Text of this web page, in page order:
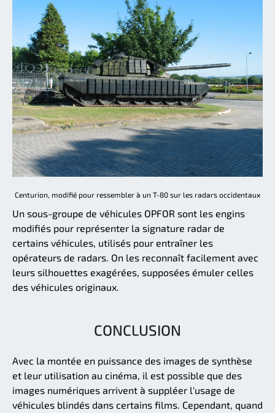
Centurion, modifié pour ressembler à un T-80 sur les radars occidentaux
Un sous-groupe de véhicules OPFOR sont les engins
modifiés pour représenter la signature radar de
certains véhicules, utilisés pour entraîner les
opérateurs de radars. On les reconnaît facilement avec
leurs silhouettes exagérées, supposées émuler celles
des véhicules originaux.
CONCLUSION
Avec la montée en puissance des images de synthèse
et leur utilisation au cinéma, il est possible que des
images numériques arrivent à suppléer l'usage de
véhicules blindés dans certains films. Cependant, quand